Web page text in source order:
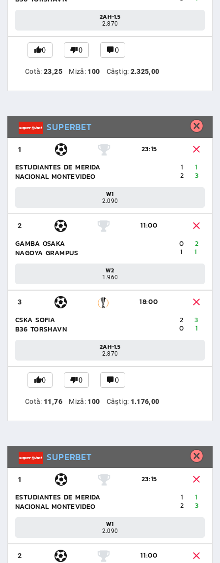
2AH-1.5
2.870
0 0 0
Cotă:23,25 Miză: 100 Câştig: 2.325,00
SUPERBET
1
23:15
ESTUDIANTES DE MERIDA
NACIONAL MONTEVIDEO
1
1
2
3
W1
2.090
2
11:00
GAMBA OSAKA
NAGOYA GRAMPUS
0
2
1
1
W2
1.960
3
18:00
CSKA SOFIA
B36 TORSHAVN
2
3
0
1
2AH-1.5
2.870
0 0 0
Cotă: 11,76 Miză: 100 Câştig: 1.176,00
SUPERBET
1
23:15
ESTUDIANTES DE MERIDA
NACIONAL MONTEVIDEO
1
1
2
3
W1
2.090
2
11:00